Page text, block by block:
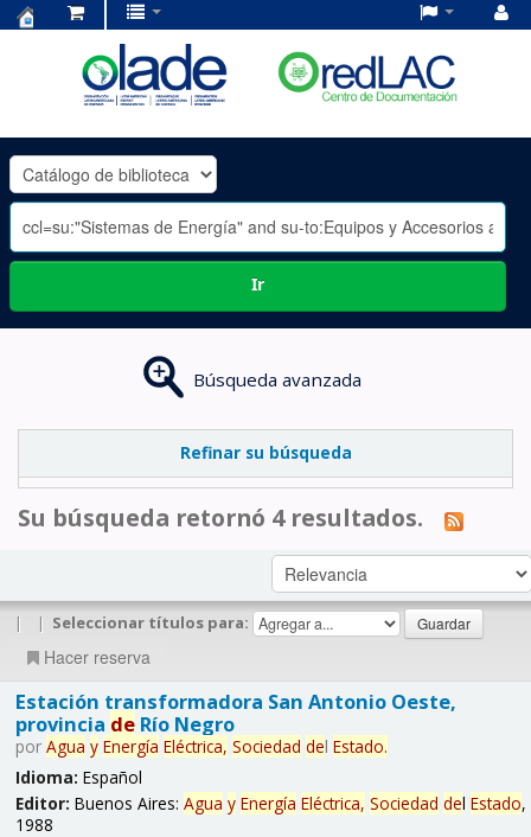
OLADE
-
Ir
Búsqueda avanzada
Refinar su búsqueda
Su búsqueda retornó 4 resultados.
| | Seleccionar títulos para:
Hacer reserva
Estación transformadora San Antonio Oeste,
provincia deRío Negro
por Agua y Energía Eléctrica, Sociedad del Estado.
Idioma: Español
Editor: Buenos Aires: Agua y Energía Eléctrica, Sociedad del Estado,
1988